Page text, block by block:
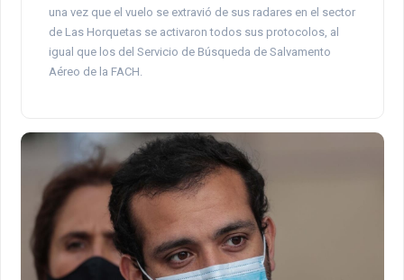
una vez que el vuelo se extravió de sus radares en el sector
de Las Horquetas se activaron todos sus protocolos, al
igual que los del Servicio de Búsqueda de Salvamento
Aéreo de la FACH.